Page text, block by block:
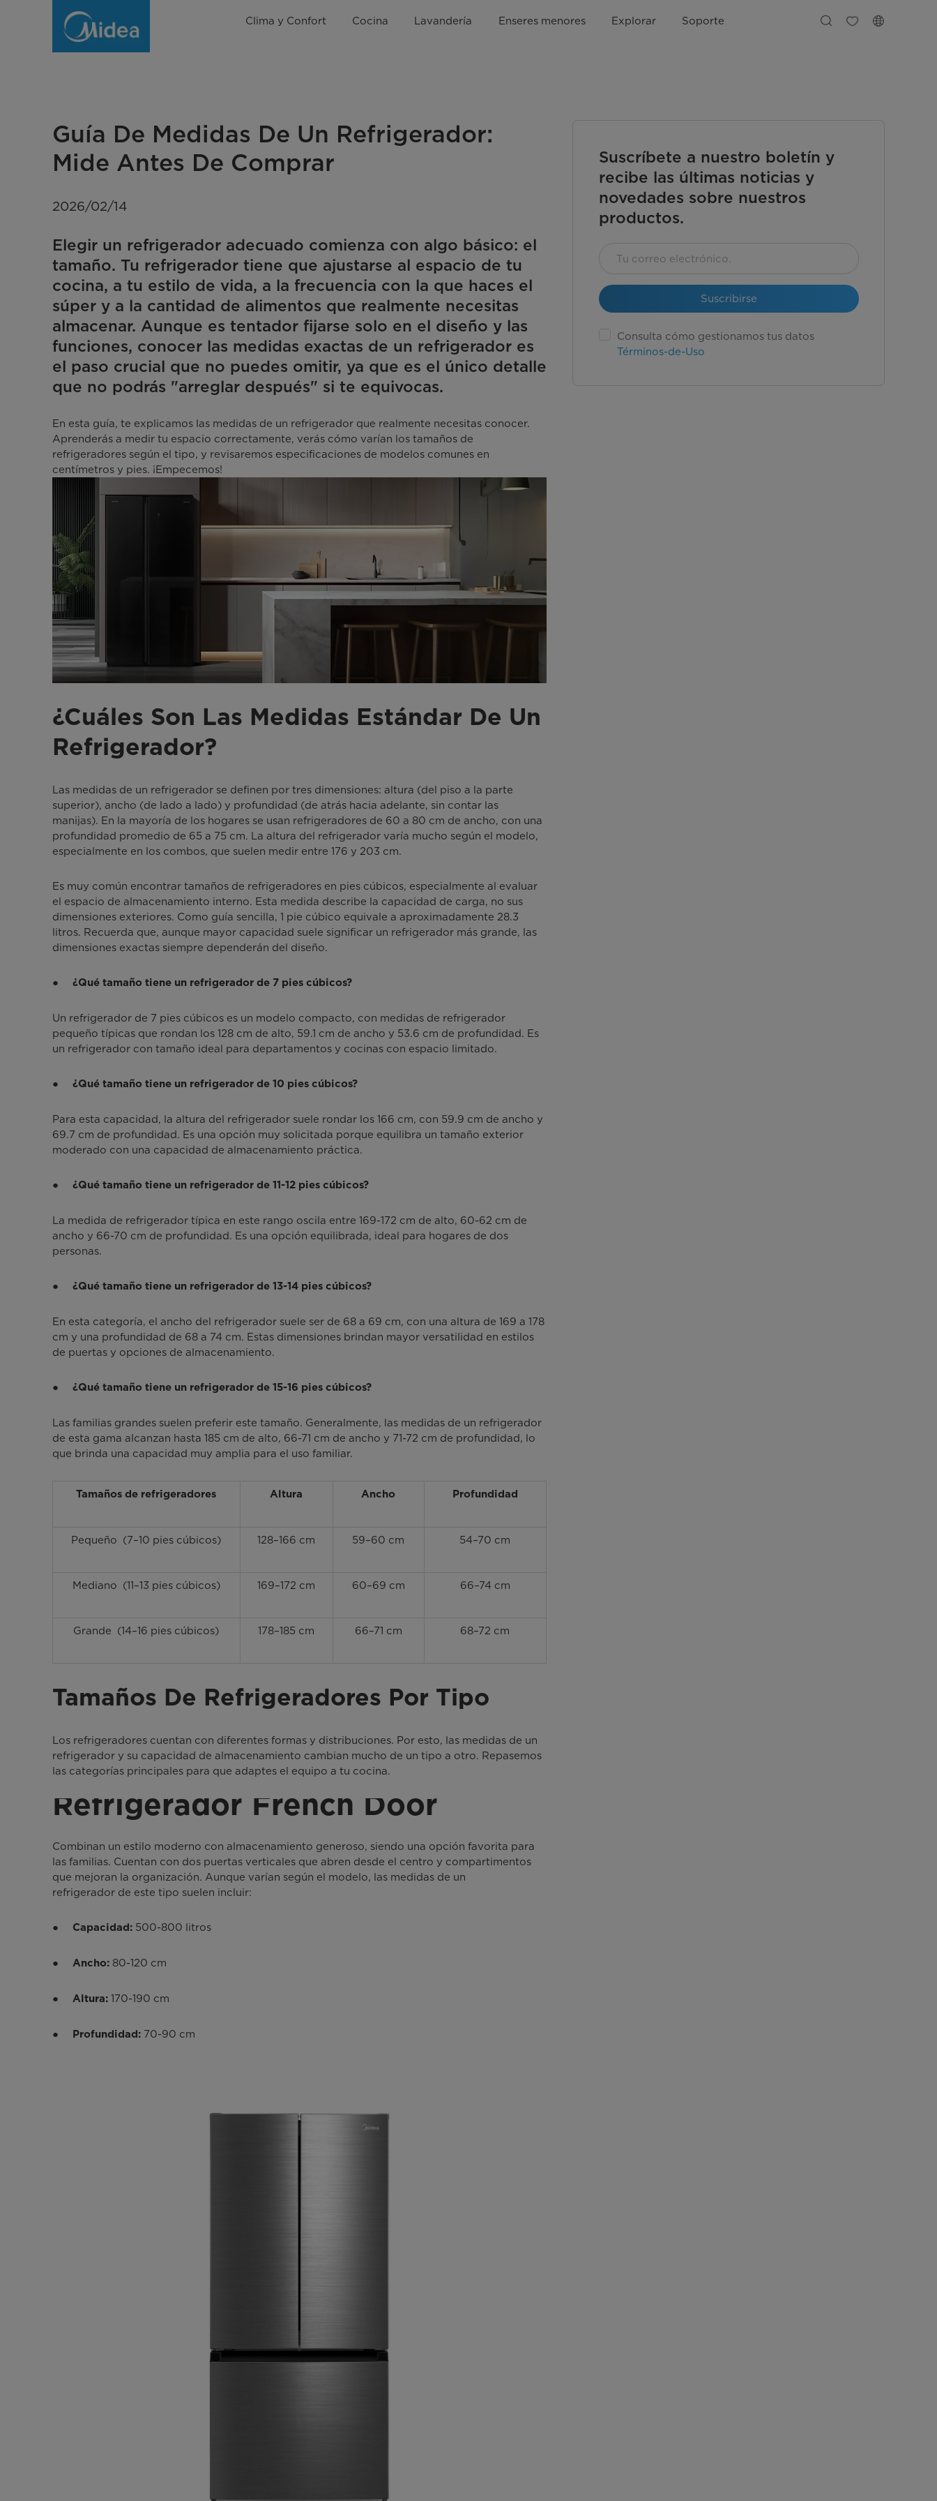
Medidas
Completa
Tamaño
Clima y Confort Cocina Lavandería Enseres menores Explorar Soporte
Guía De Medidas De Un Refrigerador:
Mide Antes De Comprar
Elegir un refrigerador adecuado comienza con algo básico: el
tamaño. Tu refrigerador tiene que ajustarse al espacio de tu
cocina, a tu estilo de vida, a la frecuencia con la que haces el
súper y a la cantidad de alimentos que realmente necesitas
almacenar. Aunque es tentador fijarse solo en el diseño y las
funciones, conocer las medidas exactas de un refrigerador es
el paso crucial que no puedes omitir, ya que es el único detalle
que no podrás "arreglar después" si te equivocas.
2026/02/14
En esta guía, te explicamos las medidas de un refrigerador que realmente necesitas conocer.
Aprenderás a medir tu espacio correctamente, verás cómo varían los tamaños de
refrigeradores según el tipo, y revisaremos especificaciones de modelos comunes en
centímetros y pies. ¡Empecemos!
¿Cuáles Son Las Medidas Estándar De Un
Refrigerador?
Las medidas de un refrigerador se definen por tres dimensiones: altura (del piso a la parte
superior), ancho (de lado a lado) y profundidad (de atrás hacia adelante, sin contar las
manijas). En la mayoría de los hogares se usan refrigeradores de 60 a 80 cm de ancho, con una
profundidad promedio de 65 a 75 cm. La altura del refrigerador varía mucho según el modelo,
especialmente en los combos, que suelen medir entre 176 y 203 cm.
Es muy común encontrar tamaños de refrigeradores en pies cúbicos, especialmente al evaluar
el espacio de almacenamiento interno. Esta medida describe la capacidad de carga, no sus
dimensiones exteriores. Como guía sencilla, 1 pie cúbico equivale a aproximadamente 28.3
litros. Recuerda que, aunque mayor capacidad suele significar un refrigerador más grande, las
dimensiones exactas siempre dependerán del diseño.
● ¿Qué tamaño tiene un refrigerador de 7 pies cúbicos?
Un refrigerador de 7 pies cúbicos es un modelo compacto, con medidas de refrigerador
pequeño típicas que rondan los 128 cm de alto, 59.1 cm de ancho y 53.6 cm de profundidad. Es
un refrigerador con tamaño ideal para departamentos y cocinas con espacio limitado.
● ¿Qué tamaño tiene un refrigerador de 10 pies cúbicos?
Para esta capacidad, la altura del refrigerador suele rondar los 166 cm, con 59.9 cm de ancho y
69.7 cm de profundidad. Es una opción muy solicitada porque equilibra un tamaño exterior
moderado con una capacidad de almacenamiento práctica.
● ¿Qué tamaño tiene un refrigerador de 11-12 pies cúbicos?
La medida de refrigerador típica en este rango oscila entre 169-172 cm de alto, 60-62 cm de
ancho y 66-70 cm de profundidad. Es una opción equilibrada, ideal para hogares de dos
personas.
● ¿Qué tamaño tiene un refrigerador de 13-14 pies cúbicos?
En esta categoría, el ancho del refrigerador suele ser de 68 a 69 cm, con una altura de 169 a 178
cm y una profundidad de 68 a 74 cm. Estas dimensiones brindan mayor versatilidad en estilos
de puertas y opciones de almacenamiento.
● ¿Qué tamaño tiene un refrigerador de 15-16 pies cúbicos?
Las familias grandes suelen preferir este tamaño. Generalmente, las medidas de un refrigerador
de esta gama alcanzan hasta 185 cm de alto, 66-71 cm de ancho y 71-72 cm de profundidad, lo
que brinda una capacidad muy amplia para el uso familiar.
Tamaños de refrigeradores Altura Ancho Profundidad
Pequeño (7–10 pies cúbicos) 128–166 cm 59–60 cm 54–70 cm
Mediano (11–13 pies cúbicos) 169–172 cm 60–69 cm 66–74 cm
Grande (14–16 pies cúbicos) 178–185 cm 66–71 cm 68–72 cm
Tamaños De Refrigeradores Por Tipo
Los refrigeradores cuentan con diferentes formas y distribuciones. Por esto, las medidas de un
refrigerador y su capacidad de almacenamiento cambian mucho de un tipo a otro. Repasemos
las categorías principales para que adaptes el equipo a tu cocina.
Refrigerador French Door
Combinan un estilo moderno con almacenamiento generoso, siendo una opción favorita para
las familias. Cuentan con dos puertas verticales que abren desde el centro y compartimentos
que mejoran la organización. Aunque varían según el modelo, las medidas de un
refrigerador de este tipo suelen incluir:
● Capacidad: 500-800 litros
● Ancho: 80-120 cm
● Altura: 170-190 cm
● Profundidad: 70-90 cm
Suscríbete a nuestro boletín y
recibe las últimas noticias y
novedades sobre nuestros
productos.
Suscribirse
Consulta cómo gestionamos tus datos
Términos-de-Uso